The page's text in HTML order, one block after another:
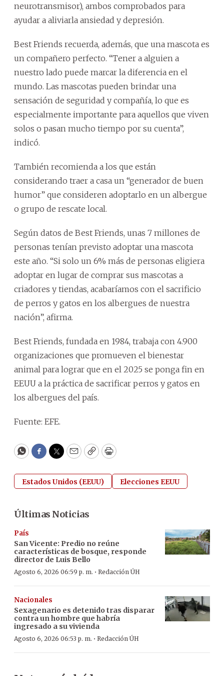
neurotransmisor), ambos comprobados para
ayudar a aliviarla ansiedad y depresión.
Best Friends recuerda, además, que una mascota es
un compañero perfecto. “Tener a alguien a
nuestro lado puede marcar la diferencia en el
mundo. Las mascotas pueden brindar una
sensación de seguridad y compañía, lo que es
especialmente importante para aquellos que viven
solos o pasan mucho tiempo por su cuenta”,
indicó.
También recomienda a los que están
considerando traer a casa un “generador de buen
humor” que consideren adoptarlo en un albergue
o grupo de rescate local.
Según datos de Best Friends, unas 7 millones de
personas tenían previsto adoptar una mascota
este año. “Si solo un 6% más de personas eligiera
adoptar en lugar de comprar sus mascotas a
criadores y tiendas, acabaríamos con el sacrificio
de perros y gatos en los albergues de nuestra
nación”, afirma.
Best Friends, fundada en 1984, trabaja con 4.900
organizaciones que promueven el bienestar
animal para lograr que en el 2025 se ponga fin en
EEUU a la práctica de sacrificar perros y gatos en
los albergues del país.
Fuente: EFE.
WhatsApp
Facebook
Twitter
EmailCopyPrint
Estados Unidos (EEUU) Elecciones EEUU
Últimas Noticias
País
San Vicente: Predio no reúne
características de bosque, responde
director de Luis Bello
Agosto 6, 2026 06:59 p. m. · Redacción ÚH
Nacionales
Sexagenario es detenido tras disparar
contra un hombre que habría
ingresado a su vivienda
Agosto 6, 2026 06:53 p. m. · Redacción ÚH